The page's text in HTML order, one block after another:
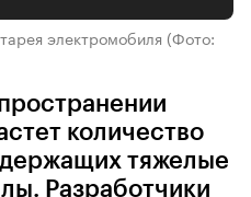
электромобиля (Фото:
количество
тяжелые
Разработчики